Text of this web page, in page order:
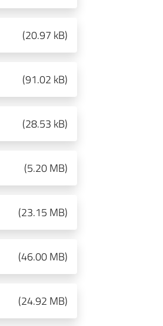
(20.97 kB)
(91.02 kB)
(28.53 kB)
(5.20 MB)
(23.15 MB)
(46.00 MB)
(24.92 MB)